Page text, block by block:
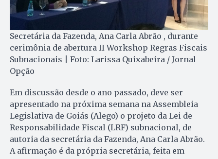
Secretária da Fazenda, Ana Carla Abrão , durante
cerimônia de abertura II Workshop Regras Fiscais
Subnacionais | Foto: Larissa Quixabeira / Jornal
Opção
Em discussão desde o ano passado, deve ser
apresentado na próxima semana na Assembleia
Legislativa de Goiás (Alego) o projeto da Lei de
Responsabilidade Fiscal (LRF) subnacional, de
autoria da secretária da Fazenda, Ana Carla Abrão.
A afirmação é da própria secretária, feita em